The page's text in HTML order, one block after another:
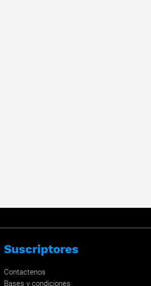
Suscriptores
Contactenos
Bases y condiciones